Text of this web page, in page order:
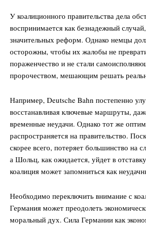
У коалиционного правительства дела
воспринимается как безнадежный
значительных реформ. Однако немцы
осторожны, чтобы их жалобы не
пораженчество и не стали
пророчеством, мешающим решать
Например, Deutsche Bahn постепенно
восстанавливая ключевые маршруты,
временные неудачи. Однако тот же
распространяется на правительство.
скорее всего, потеряет большинство на
а Шольц, как ожидается, уйдет в
коалиция может запомниться как
Необходимо переключить внимание с
Германия может преодолеть
моральный дух. Сила Германии как